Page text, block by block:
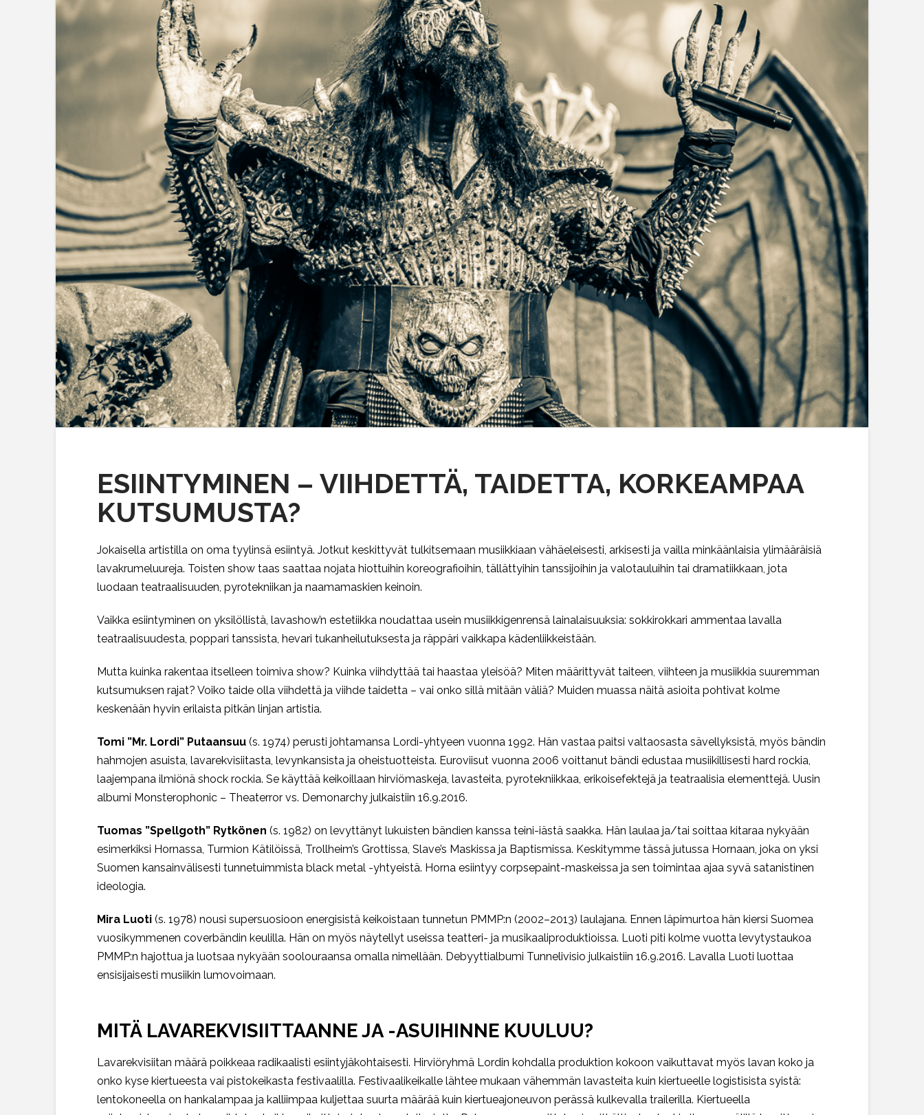
ESIINTYMINEN – VIIHDETTÄ, TAIDETTA, KORKEAMPAA
KUTSUMUSTA?
Jokaisella artistilla on oma tyylinsä esiintyä. Jotkut keskittyvät tulkitsemaan musiikkiaan vähäeleisesti, arkisesti ja vailla minkäänlaisia ylimääräisiä
lavakrumeluureja. Toisten show taas saattaa nojata hiottuihin koreografioihin, tällättyihin tanssijoihin ja valotauluihin tai dramatiikkaan, jota
luodaan teatraalisuuden, pyrotekniikan ja naamamaskien keinoin.
Vaikka esiintyminen on yksilöllistä, lavashow’n estetiikka noudattaa usein musiikkigenrensä lainalaisuuksia: sokkirokkari ammentaa lavalla
teatraalisuudesta, poppari tanssista, hevari tukanheilutuksesta ja räppäri vaikkapa kädenliikkeistään.
Mutta kuinka rakentaa itselleen toimiva show? Kuinka viihdyttää tai haastaa yleisöä? Miten määrittyvät taiteen, viihteen ja musiikkia suuremman
kutsumuksen rajat? Voiko taide olla viihdettä ja viihde taidetta – vai onko sillä mitään väliä? Muiden muassa näitä asioita pohtivat kolme
keskenään hyvin erilaista pitkän linjan artistia.
Tomi ”Mr. Lordi” Putaansuu(s. 1974) perusti johtamansa Lordi-yhtyeen vuonna 1992. Hän vastaa paitsi valtaosasta sävellyksistä, myös bändin
hahmojen asuista, lavarekvisiitasta, levynkansista ja oheistuotteista. Euroviisut vuonna 2006 voittanut bändi edustaa musiikillisesti hard rockia,
laajempana ilmiönä shock rockia. Se käyttää keikoillaan hirviömaskeja, lavasteita, pyrotekniikkaa, erikoisefektejä ja teatraalisia elementtejä. Uusin
albumi Monsterophonic – Theaterror vs. Demonarchy julkaistiin 16.9.2016.
Tuomas ”Spellgoth” Rytkönen (s. 1982) on levyttänyt lukuisten bändien kanssa teini-iästä saakka. Hän laulaa ja/tai soittaa kitaraa nykyään
esimerkiksi Hornassa, Turmion Kätilöissä, Trollheim’s Grottissa, Slave’s Maskissa ja Baptismissa. Keskitymme tässä jutussa Hornaan, joka on yksi
Suomen kansainvälisesti tunnetuimmista black metal -yhtyeistä. Horna esiintyy corpsepaint-maskeissa ja sen toimintaa ajaa syvä satanistinen
ideologia.
Mira Luoti(s. 1978) nousi supersuosioon energisistä keikoistaan tunnetun PMMP:n (2002–2013) laulajana. Ennen läpimurtoa hän kiersi Suomea
vuosikymmenen coverbändin keulilla. Hän on myös näytellyt useissa teatteri- ja musikaaliproduktioissa. Luoti piti kolme vuotta levytystaukoa
PMMP:n hajottua ja luotsaa nykyään soolouraansa omalla nimellään. Debyyttialbumi Tunnelivisio julkaistiin 16.9.2016. Lavalla Luoti luottaa
ensisijaisesti musiikin lumovoimaan.
MITÄ LAVAREKVISIITTAANNE JA -ASUIHINNE KUULUU?
Lavarekvisiitan määrä poikkeaa radikaalisti esiintyjäkohtaisesti. Hirviöryhmä Lordin kohdalla produktion kokoon vaikuttavat myös lavan koko ja
onko kyse kiertueesta vai pistokeikasta festivaalilla. Festivaalikeikalle lähtee mukaan vähemmän lavasteita kuin kiertueelle logistisista syistä:
lentokoneella on hankalampaa ja kalliimpaa kuljettaa suurta määrää kuin kiertueajoneuvon perässä kulkevalla trailerilla. Kiertueella